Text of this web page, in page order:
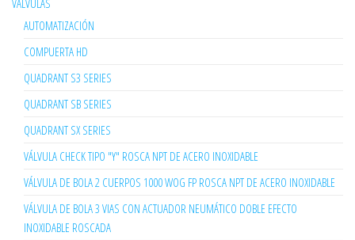
VÁLVULAS
AUTOMATIZACIÓN
COMPUERTA HD
QUADRANT S3 SERIES
QUADRANT SB SERIES
QUADRANT SX SERIES
VÁLVULA CHECK TIPO "Y" ROSCA NPT DE ACERO INOXIDABLE
VÁLVULA DE BOLA 2 CUERPOS 1000 WOG FP ROSCA NPT DE ACERO INOXIDABLE
VÁLVULA DE BOLA 3 VIAS CON ACTUADOR NEUMÁTICO DOBLE EFECTO
INOXIDABLE ROSCADA